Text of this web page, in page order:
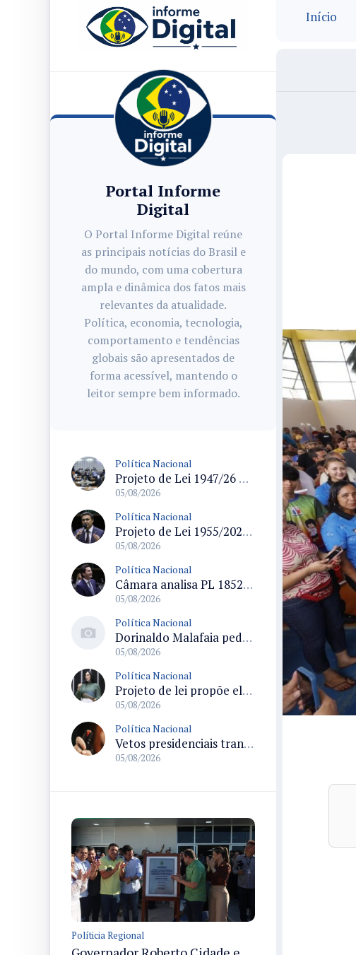
Portal Informe
Digital
O Portal Informe Digital reúne
as principais notícias do Brasil e
do mundo, com uma cobertura
ampla e dinâmica dos fatos mais
relevantes da atualidade.
Política, economia, tecnologia,
comportamento e tendências
globais são apresentados de
forma acessível, mantendo o
leitor sempre bem informado.
Política Nacional
Projeto de Lei 1947/26 propõe fim de margens para cartão de crédito e consignado do INSS
05/08/2026
Política Nacional
Projeto de Lei 1955/2026 propõe criação de geração livre de fumo ao restringir venda de vapes a nascidos desde 1º de janeiro de 2009
05/08/2026
Política Nacional
Câmara analisa PL 1852/26 que institui Política Nacional de Gestão de Desempenho e Eficiência para servidores públicos
05/08/2026
Política Nacional
Dorinaldo Malafaia pede vacinação ativa ao Ministério da Saúde para reverter queda na cobertura vacinal no Brasil
05/08/2026
Política Nacional
Projeto de lei propõe elevar para R$ 250 mil limite de isenção do IPI para pessoas com deficiência e autismo
05/08/2026
Política Nacional
Vetos presidenciais trancam a pauta do Congresso com 87 itens pendentes e incluem trechos do Orçamento de 2026
05/08/2026
Políticia Regional
Início